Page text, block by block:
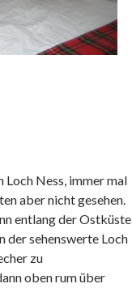
Loch Ness, immer mal
aber nicht gesehen.
entlang der Ostküste
der sehenswerte Loch
zu
oben rum über